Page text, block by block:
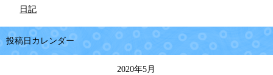
日記
投稿日カレンダー
2020年5月